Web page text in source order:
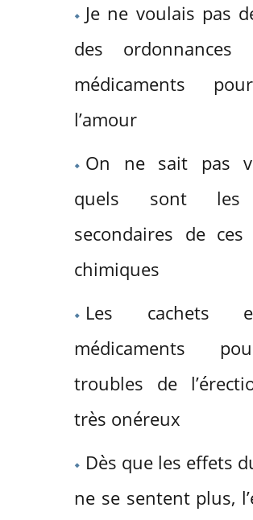
Je ne voulais pas
des
médicaments
l’amour
On ne sait pas
quels sont les
secondaires de ces
chimiques
Les cachets
médicaments
troubles de
très onéreux
Dès que les effets
ne se sentent plus,